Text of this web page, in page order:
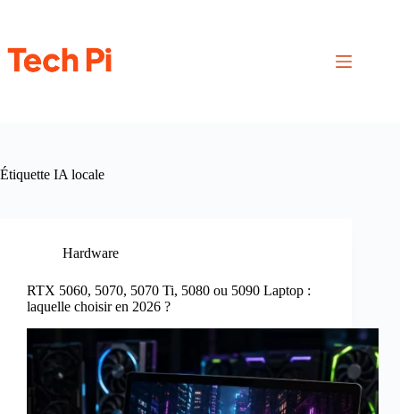
Étiquette IA locale
Hardware
RTX 5060, 5070, 5070 Ti, 5080 ou 5090 Laptop :
laquelle choisir en 2026 ?